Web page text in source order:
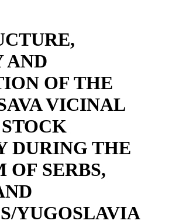
AND
OF THE
VICINAL
DURING THE
SERBS,
YUGOSLAVIA